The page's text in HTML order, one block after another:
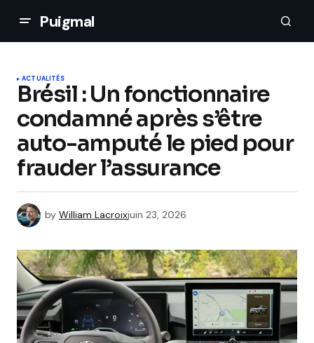
Puigmal
ACTUALITÉS
Brésil : Un fonctionnaire
condamné après s’être
auto-amputé le pied pour
frauder l’assurance
by William Lacroixjuin 23, 2026